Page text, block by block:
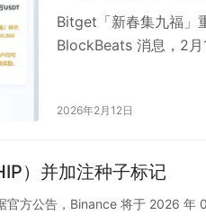
Bitget「新春集九福」
BlockBeats 消息，2
2026年2月12日
）并加注种子标记
官方公告，Binance 将于 2026